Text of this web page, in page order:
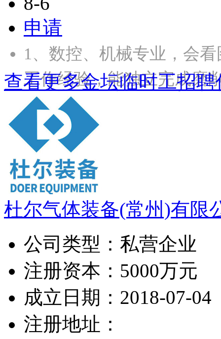
申请
1、数控、机械专业，会
工作经验，能独立完成
查看更多金坛临时工招聘
杜尔气体装备(常州)有限
公司类型： 私营企业
注册资本： 5000万元
成立日期： 2018-07-04
注册地址：